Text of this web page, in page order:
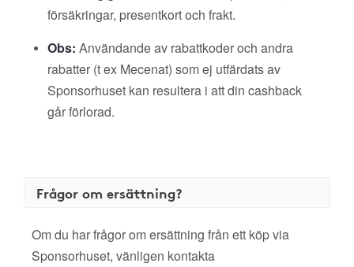
försäkringar, presentkort och frakt.
Obs: Användande av rabattkoder och andra
rabatter (t ex Mecenat) som ej utfärdats av
Sponsorhuset kan resultera i att din cashback
går förlorad.
Frågor om ersättning?
Om du har frågor om ersättning från ett köp via
Sponsorhuset, vänligen kontakta